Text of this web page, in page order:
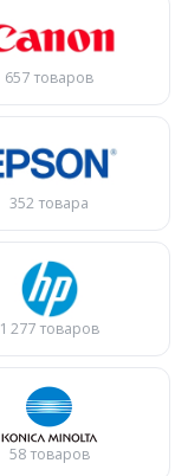
657 товаров
352 товара
1 277 товаров
58 товаров